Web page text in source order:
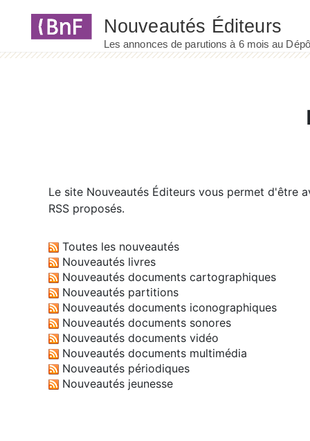
Le site Nouveautés Éditeurs vous permet d'être
RSS proposés.
Toutes les nouveautés
Nouveautés livres
Nouveautés documents cartographiques
Nouveautés partitions
Nouveautés documents iconographiques
Nouveautés documents sonores
Nouveautés documents vidéo
Nouveautés documents multimédia
Nouveautés périodiques
Nouveautés jeunesse